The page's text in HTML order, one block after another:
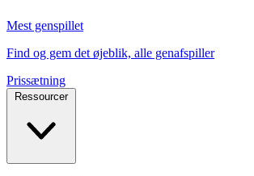
Mest genspillet
Find og gem det øjeblik, alle genafspiller
Prissætning
Ressourcer